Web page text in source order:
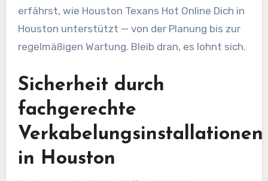
erfährst, wie Houston Texans Hot Online Dich in
Houston unterstützt — von der Planung bis zur
regelmäßigen Wartung. Bleib dran, es lohnt sich.
Sicherheit durch
fachgerechte
Verkabelungsinstallationen
in Houston